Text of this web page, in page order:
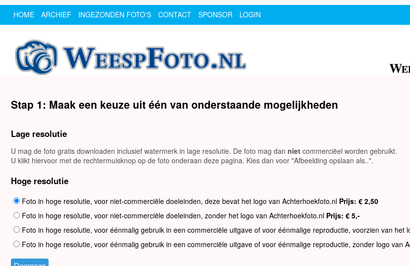
HOME ARCHIEF INGEZONDEN FOTO'S CONTACT SPONSOR LOGIN
Stap 1: Maak een keuze uit één van onderstaande mogelijkheden
Lage resolutie
U mag de foto gratis downloaden inclusief watermerk in lage resolutie. De foto mag dan niet commerciëel worden gebruikt.
U klikt hiervoor met de rechtermuisknop op de foto onderaan deze pagina. Kies dan voor "Afbeelding opslaan als..".
Hoge resolutie
Foto in hoge resolutie, voor niet-commerciële doeleinden, deze bevat het logo van Achterhoekfoto.nl Prijs: € 2,50
Foto in hoge resolutie, voor niet-commerciële doeleinden, zonder het logo van Achterhoekfoto.nl Prijs: € 5,-
Foto in hoge resolutie, voor éénmalig gebruik in een commerciële uitgave of voor éénmalige reproductie, voorzien van het
Foto in hoge resolutie, voor éénmalig gebruik in een commerciële uitgave of voor éénmalige reproductie, zonder logo van